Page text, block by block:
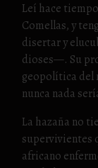
Leí hace tiempo
Comellas, y
disertar y
dioses—. Su
geopolítica del
nunca nada
La hazaña no
supervivientes
africano